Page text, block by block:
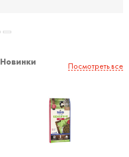
Новинки
Посмотреть все